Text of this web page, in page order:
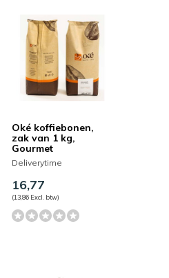
Oké koffiebonen,
zak van 1 kg,
Gourmet
Deliverytime
16,77
(13,86 Excl. btw)